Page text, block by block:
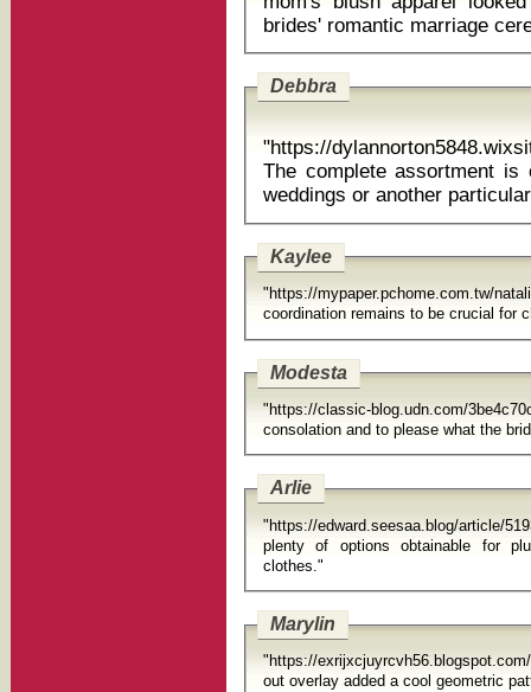
brides' romantic marriage
Debbra
"https://
The complete assortment
weddings or another
Kaylee
"https://mypaper.pchome.com.tw/
Modesta
"https://classic-blog.udn.com/
consolation and to please what the
Arlie
"https://edward.seesaa.blog/article/
plenty of options obtainable for
clothes."
Marylin
"https://
out overlay added a cool geometric